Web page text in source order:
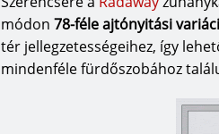
módon 78-féle ajtónyitási
tér jellegzetességeihez, így
mindenféle fürdőszobához